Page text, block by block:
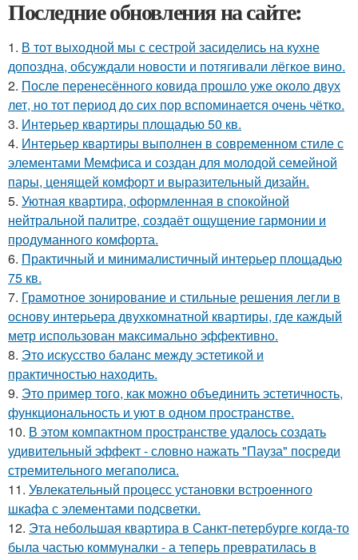
Последние обновления на сайте:
1. В тот выходной мы с сестрой засиделись на кухне
допоздна, обсуждали новости и потягивали лёгкое вино.
2. После перенесённого ковида прошло уже около двух
лет, но тот период до сих пор вспоминается очень чётко.
3. Интерьер квартиры площадью 50 кв.
4. Интерьер квартиры выполнен в современном стиле с
элементами Мемфиса и создан для молодой семейной
пары, ценящей комфорт и выразительный дизайн.
5. Уютная квартира, оформленная в спокойной
нейтральной палитре, создаёт ощущение гармонии и
продуманного комфорта.
6. Практичный и минималистичный интерьер площадью
75 кв.
7. Грамотное зонирование и стильные решения легли в
основу интерьера двухкомнатной квартиры, где каждый
метр использован максимально эффективно.
8. Это искусство баланс между эстетикой и
практичностью находить.
9. Это пример того, как можно объединить эстетичность,
функциональность и уют в одном пространстве.
10. В этом компактном пространстве удалось создать
удивительный эффект - словно нажать "Пауза" посреди
стремительного мегаполиса.
11. Увлекательный процесс установки встроенного
шкафа с элементами подсветки.
12. Эта небольшая квартира в Санкт-петербурге когда-то
была частью коммуналки - а теперь превратилась в